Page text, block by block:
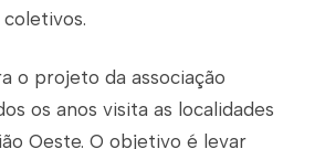
o projeto da associação
os anos visita as localidades
Oeste. O objetivo é levar